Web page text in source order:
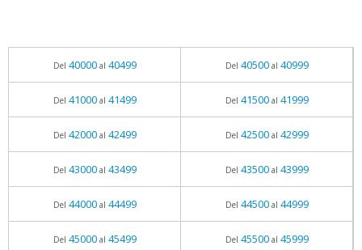
Del 40000al 40499 Del 40500al 40999
Del 41000al 41499 Del 41500al 41999
Del 42000al 42499 Del 42500al 42999
Del 43000al 43499 Del 43500al 43999
Del 44000al 44499 Del 44500al 44999
Del 45000al 45499 Del 45500al 45999